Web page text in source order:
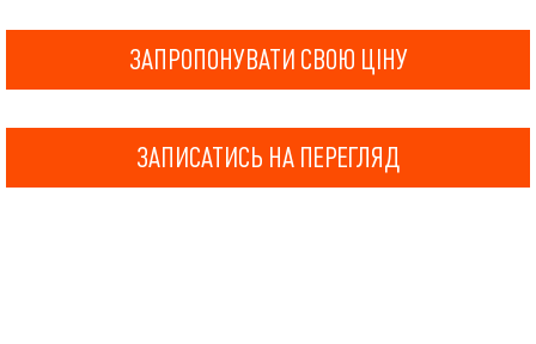
ЗАПРОПОНУВАТИ СВОЮ ЦІНУ
ЗАПИСАТИСЬ НА ПЕРЕГЛЯД